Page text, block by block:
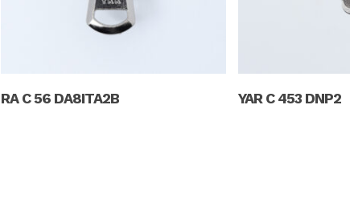
RA C 56 DA8ITA2B YAR C 453 DNP2